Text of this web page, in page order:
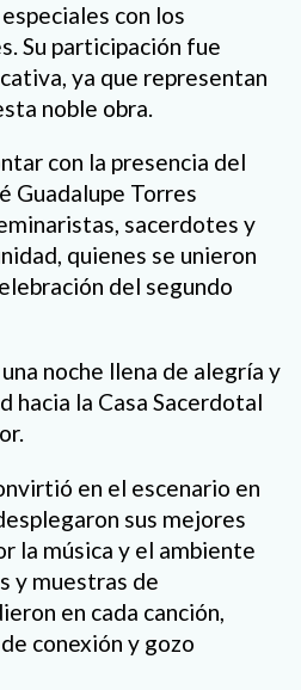
con los
Su participación fue
ya que representan
noble obra.
con la presencia del
Guadalupe Torres
sacerdotes y
quienes se unieron
del segundo
noche llena de alegría y
hacia la Casa Sacerdotal
en el escenario en
sus mejores
la música y el ambiente
y muestras de
en cada canción,
conexión y gozo